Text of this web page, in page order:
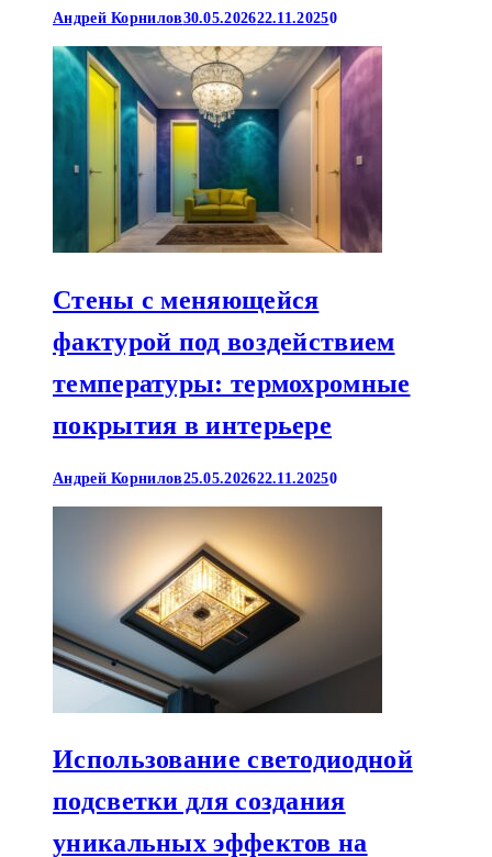
Андрей Корнилов30.05.202622.11.20250
Стены с меняющейся
фактурой под воздействием
температуры: термохромные
покрытия в интерьере
Андрей Корнилов25.05.202622.11.20250
Использование светодиодной
подсветки для создания
уникальных эффектов на